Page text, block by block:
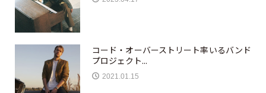
コード・オーバーストリート率いるバンド
プロジェクト...
2021.01.15